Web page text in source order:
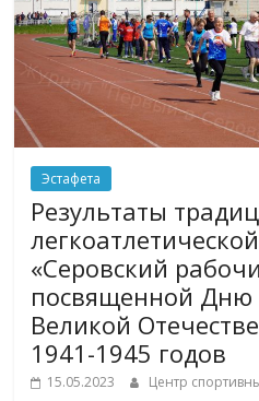
Эстафета
Результаты
«Серовский
посвященной Дню
Великой
1941-1945 годов
15.05.2023 Центр